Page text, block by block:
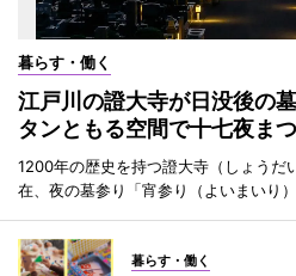
暮らす・働く
江戸川の證大寺が日没後の
タンともる空間で十七夜ま
1200年の歴史を持つ證大寺（しょうだ
在、夜の墓参り「宵参り（よいまいり
暮らす・働く